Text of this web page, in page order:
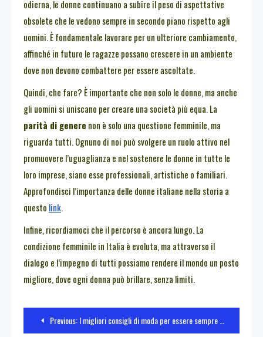
odierna, le donne continuano a subire il peso di aspettative
obsolete che le vedono sempre in secondo piano rispetto agli
uomini. È fondamentale lavorare per un ulteriore cambiamento,
affinché in futuro le ragazze possano crescere in un ambiente
dove non devono combattere per essere ascoltate.
Quindi, che fare? È importante che non solo le donne, ma anche
gli uomini si uniscano per creare una società più equa. La
parità di genere non è solo una questione femminile, ma
riguarda tutti. Ognuno di noi può svolgere un ruolo attivo nel
promuovere l’uguaglianza e nel sostenere le donne in tutte le
loro imprese, siano esse professionali, artistiche o familiari.
Approfondisci l’importanza delle donne italiane nella storia a
questo link.
Infine, ricordiamoci che il percorso è ancora lungo. La
condizione femminile in Italia è evoluta, ma attraverso il
dialogo e l’impegno di tutti possiamo rendere il mondo un posto
migliore, dove ogni donna può brillare, senza limiti.
Navigazione
Previous:I migliori consigli di moda per essere sempre alla moda